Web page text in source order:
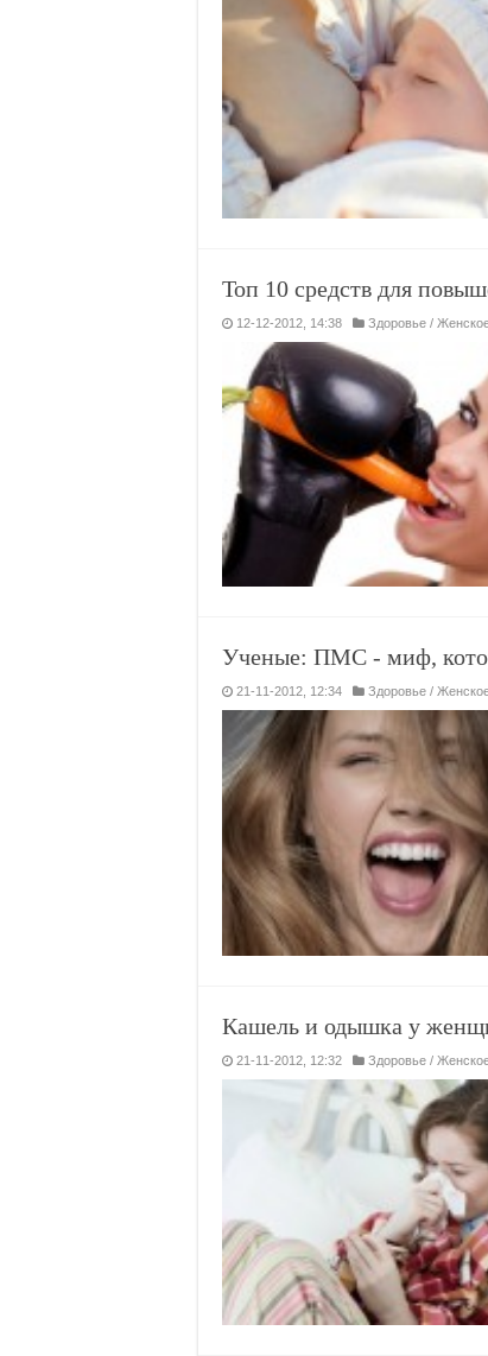
Топ 10 средств для
12-12-2012, 14:38 Здоровье /
Ученые: ПМС - миф,
21-11-2012, 12:34 Здоровье /
Кашель и одышка у
21-11-2012, 12:32 Здоровье /